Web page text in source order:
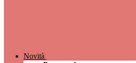
Novità